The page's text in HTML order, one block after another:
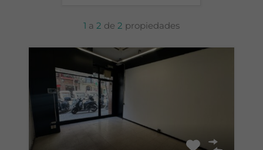
1 a 2 de 2 propiedades